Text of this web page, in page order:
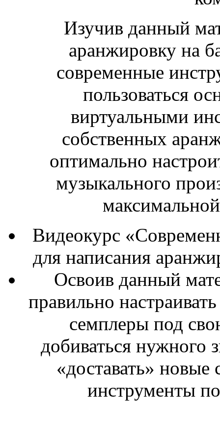
Изучив данный
аранжировку на
современные
пользоваться
виртуальными
собственных
оптимально
музыкального
Видеокурс
для написания
Освоив данный
правильно
семплеры под
добиваться нужного
«доставать»
инструменты